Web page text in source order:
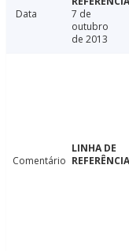
Data
7 de
outubro
de 2013
Comentário